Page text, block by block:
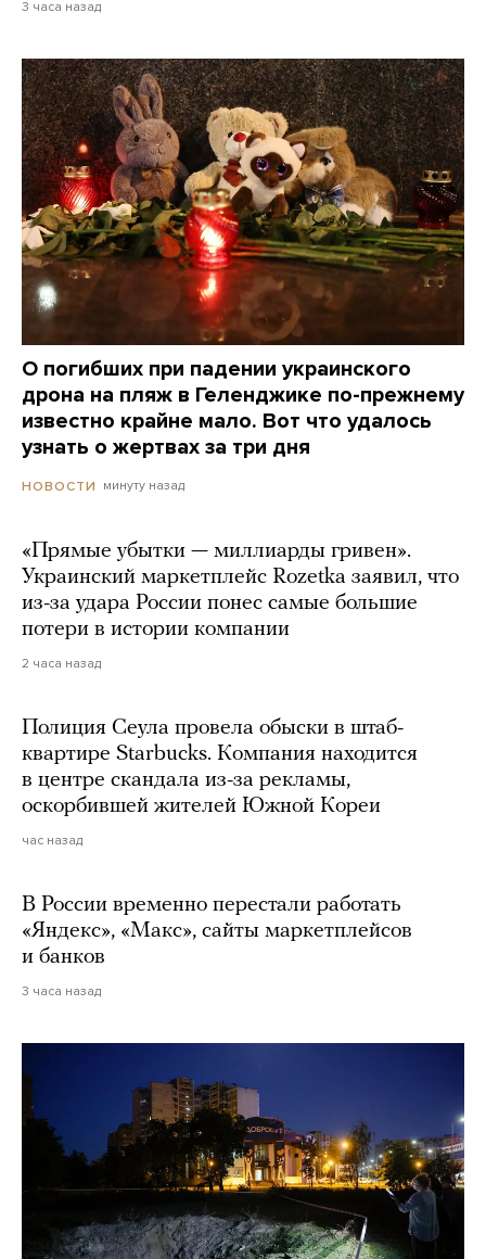
3 часа назад
О погибших при падении украинского
дрона на пляж в Геленджике по-прежнему
известно крайне мало. Вот что удалось
узнать о жертвах за три дня
НОВОСТИ минуту назад
«Прямые убытки — миллиарды гривен».
Украинский маркетплейс Rozetka заявил, что
из-за удара России понес самые большие
потери в истории компании
2 часа назад
Полиция Сеула провела обыски в штаб-
квартире Starbucks. Компания находится
в центре скандала из-за рекламы,
оскорбившей жителей Южной Кореи
час назад
В России временно перестали работать
«Яндекс», «Макс», сайты маркетплейсов
и банков
3 часа назад